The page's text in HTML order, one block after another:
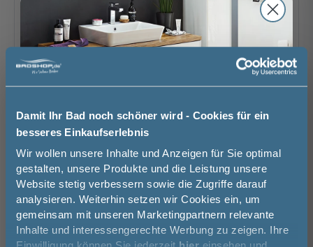
Damit Ihr Bad noch schöner wird - Cookies für ein
besseres Einkaufserlebnis
Wir wollen unsere Inhalte und Anzeigen für Sie optimal
gestalten, unsere Produkte und die Leistung unsere
Website stetig verbessern sowie die Zugriffe darauf
analysieren. Weiterhin setzen wir Cookies ein, um
gemeinsam mit unseren Marketingpartnern relevante
Inhalte und interessengerechte Werbung zu zeigen. Ihre
Villeroy und Boch Architectura Urinal / Absaug-
35,5 cm 62 cm 38,5 cm
268,49 €
Lieferzeit ca. 4 - 6 Wochen
Jetzt 50 € sparen!
Melde Sie sich hier zu unserem
Newsletter an und sparen Sie
50€* auf Ihre Bestellung!